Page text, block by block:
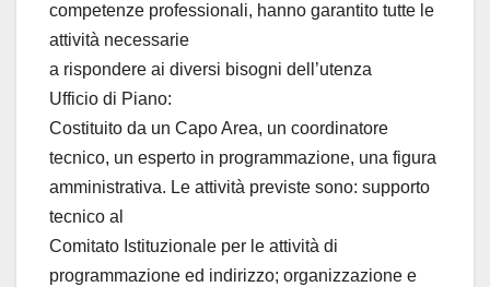
competenze professionali, hanno garantito tutte le
attività necessarie
a rispondere ai diversi bisogni dell’utenza
Ufficio di Piano:
Costituito da un Capo Area, un coordinatore
tecnico, un esperto in programmazione, una figura
amministrativa. Le attività previste sono: supporto
tecnico al
Comitato Istituzionale per le attività di
programmazione ed indirizzo; organizzazione e